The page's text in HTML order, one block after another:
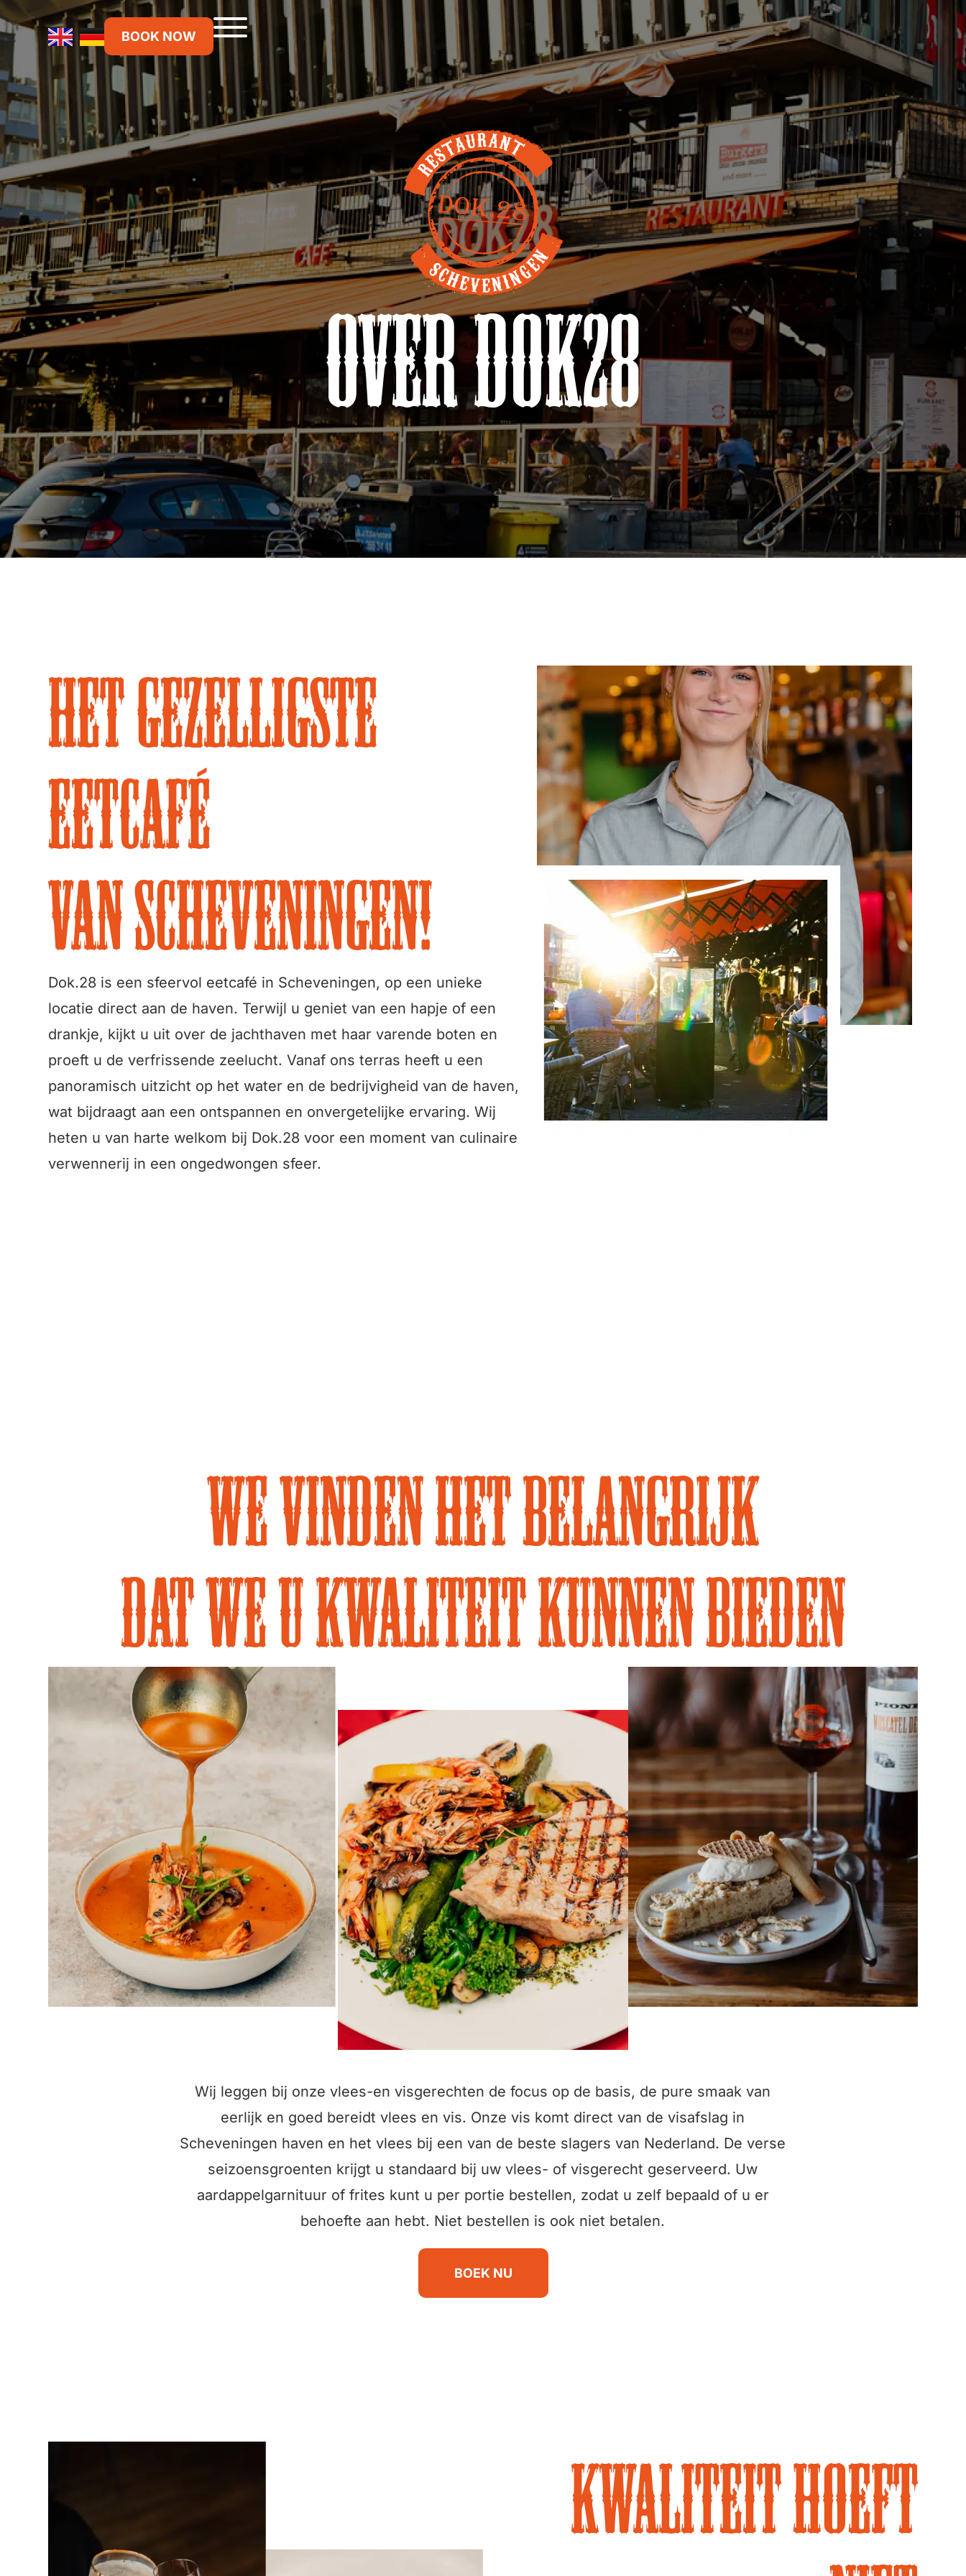
BOOK NOW
over dok28
het gezelligste
eetcafé
van Scheveningen!
Dok.28 is een sfeervol eetcafé in Scheveningen, op een unieke
locatie direct aan de haven. Terwijl u geniet van een hapje of een
drankje, kijkt u uit over de jachthaven met haar varende boten en
proeft u de verfrissende zeelucht. Vanaf ons terras heeft u een
panoramisch uitzicht op het water en de bedrijvigheid van de haven,
wat bijdraagt aan een ontspannen en onvergetelijke ervaring. Wij
heten u van harte welkom bij Dok.28 voor een moment van culinaire
verwennerij in een ongedwongen sfeer.
We vinden het belangrijk
dat we u kwaliteit kunnen bieden
Wij leggen bij onze vlees-en visgerechten de focus op de basis, de pure smaak van
eerlijk en goed bereidt vlees en vis. Onze vis komt direct van de visafslag in
Scheveningen haven en het vlees bij een van de beste slagers van Nederland. De verse
seizoensgroenten krijgt u standaard bij uw vlees- of visgerecht geserveerd. Uw
aardappelgarnituur of frites kunt u per portie bestellen, zodat u zelf bepaald of u er
behoefte aan hebt. Niet bestellen is ook niet betalen.
BOEK NU
kwaliteit hoeft